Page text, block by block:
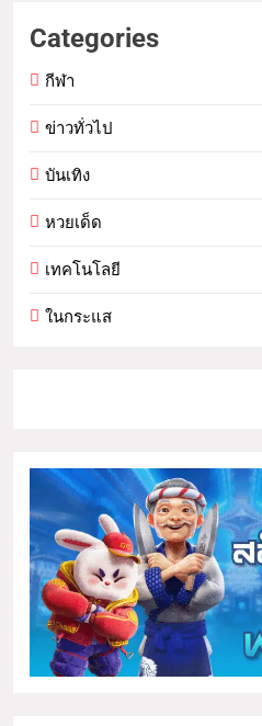
Categories
กีฬา
ข่าวทั่วไป
บันเทิง
หวยเด็ด
เทคโนโลยี
ในกระแส